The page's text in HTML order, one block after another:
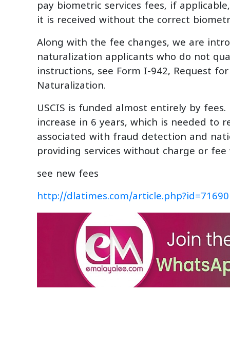
pay biometric services fees, if
it is received without the correct
Along with the fee changes, we are
naturalization applicants who do not
instructions, see Form I-942, Request
Naturalization.
USCIS is funded almost entirely by
increase in 6 years, which is needed to
associated with fraud detection and
providing services without charge or
see new fees
http://dlatimes.com/article.php?id=71690